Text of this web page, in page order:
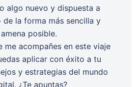
algo nuevo y dispuesta a
la forma más sencilla y
amena posible.
me acompañes en este viaje
aplicar con éxito a tu
y estrategias del mundo
¿Te apuntas?